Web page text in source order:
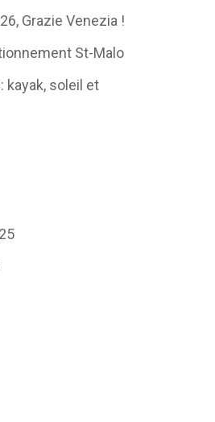
Grazie Venezia !
St-Malo
kayak, soleil et